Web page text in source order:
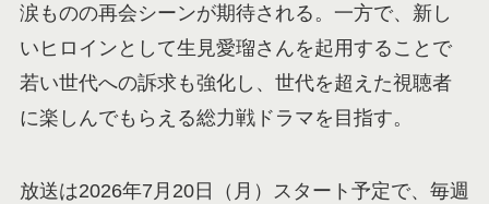
涙ものの再会シーンが期待される。一方で、新し
いヒロインとして生見愛瑠さんを起用することで
若い世代への訴求も強化し、世代を超えた視聴者
に楽しんでもらえる総力戦ドラマを目指す。
放送は2026年7月20日（月）スタート予定で、毎週